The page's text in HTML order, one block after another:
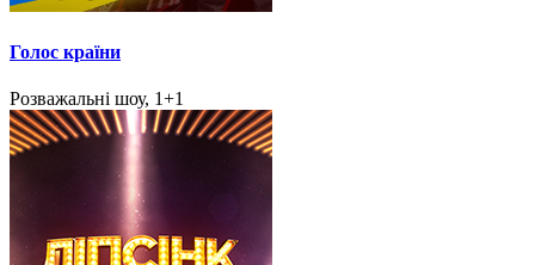
Голос країни
Розважальні шоу, 1+1